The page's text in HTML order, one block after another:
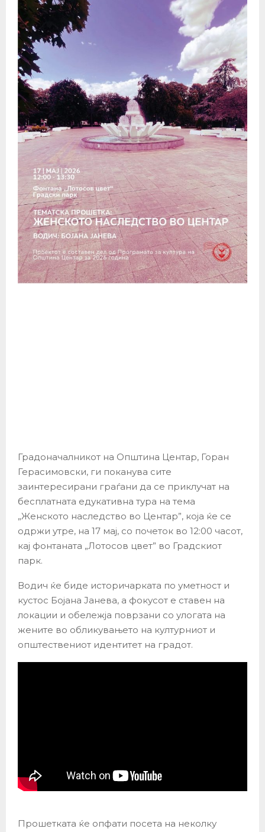
Градоначалникот на Општина Центар, Горан
Герасимовски, ги поканува сите
заинтересирани граѓани да се приклучат на
бесплатната едукативна тура на тема
„Женското наследство во Центар”, која ќе се
одржи утре, на 17 мај, со почеток во 12:00 часот,
кај фонтаната „Лотосов цвет” во Градскиот
парк.
Водич ќе биде историчарката по уметност и
кустос Бојана Јанева, а фокусот е ставен на
локации и обележја поврзани со улогата на
жените во обликувањето на културниот и
општествениот идентитет на градот.
Прошетката ќе опфати посета на неколку